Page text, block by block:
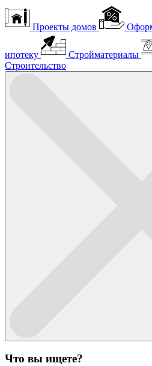
Проекты домов
ипотеку Стройматериалы
Строительство
Что вы ищете?